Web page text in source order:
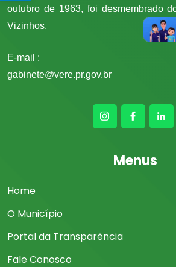
outubro de 1963, foi desmembrado
Vizinhos.
E-mail :
gabinete@vere.pr.gov.br
Menus
Home
O Município
Portal da Transparência
Fale Conosco